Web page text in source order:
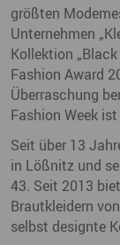
größten
Unternehmen
Kollektion
Fashion Award
Überraschung
Fashion Week
Seit über 13
in Lößnitz und
43. Seit 2013
Brautkleidern
selbst designte